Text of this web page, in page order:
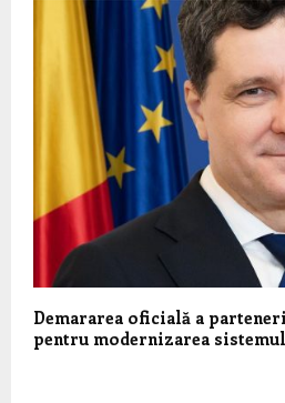
Demararea oficială a
pentru modernizarea